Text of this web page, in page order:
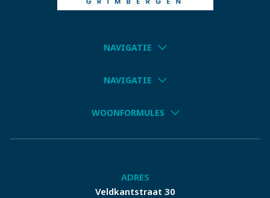
NAVIGATIE
NAVIGATIE
WOONFORMULES
ADRES
Veldkantstraat 30